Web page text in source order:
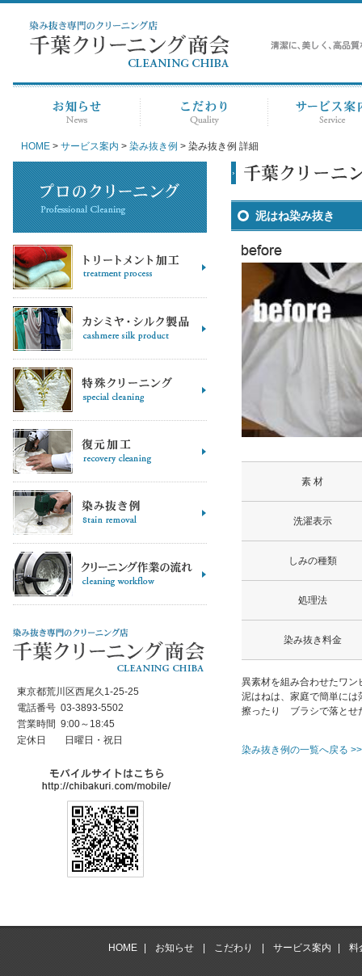
HOME > サービス案内 > 染み抜き例 > 染み抜き例 詳細
泥はね染み抜き
素 材
洗濯表示
しみの種類
処理法
染み抜き料金
異素材を組み合わせたワン
泥はねは、家庭で簡単に
擦ったり ブラシで落とせ
染み抜き例の一覧へ戻る >>
東京都荒川区西尾久1-25-25
電話番号 03-3893-5502
営業時間 9:00～18:45
定休日
日曜日・祝日
HOME お知らせ こだわり サービス案内 料